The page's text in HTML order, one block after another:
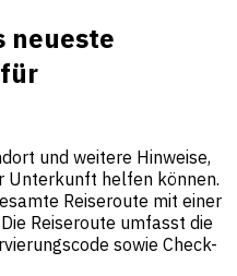
neueste
und weitere Hinweise,
Unterkunft helfen können.
Reiseroute mit einer
Reiseroute umfasst die
sowie Check-